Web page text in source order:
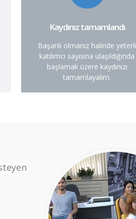
Kaydınız tamamlandı
Başarılı olmanız halinde yeterli
katılımcı sayısına ulaşıldığında
başlamak üzere kaydınızı
tamamlayalım.